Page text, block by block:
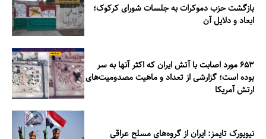
بازگشت حزب دموکرات به جلسات شورای کرکوک؛
ابعاد و دلایل آن
۶۵۳ مورد اصابت با آتش ایران که اکثر آنها به سر
بوده است؛ گزارشی از تعداد و ماهیت مصدومیت‌های
ارتش آمریکا
نیویورک تایمز: ایران از گروه‌های مسلح عراقی